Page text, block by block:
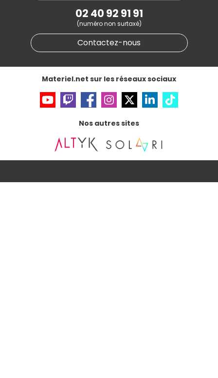
Partenariat & Sponsoring
Informations légales
Données personnellesetcookies
Gérer vos cookies
Accessibilité : non conforme
02 40 92 91 91
(numéro non surtaxé)
Contactez-nous
Materiel.net sur les réseaux sociaux
Nos autres sites